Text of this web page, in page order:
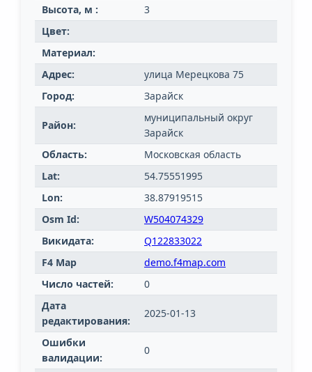
Высота, м :
3
Цвет:
Материал:
Адрес:
улица Мерецкова 75
Город:
Зарайск
Район:
муниципальный округ
Зарайск
Область:
Московская область
Lat:
54.75551995
Lon:
38.87919515
Osm Id:
W504074329
Викидата:
Q122833022
F4 Map
demo.f4map.com
Число частей:
0
Дата
редактирования:
2025-01-13
Ошибки
валидации:
0